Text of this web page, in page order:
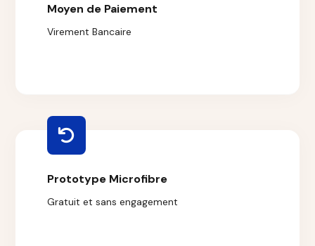
Moyen de Paiement
Virement Bancaire
Prototype Microfibre
Gratuit et sans engagement